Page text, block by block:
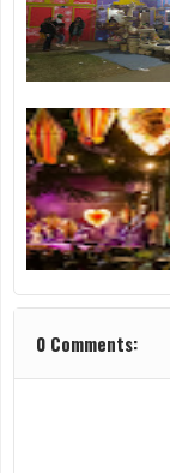
0 Comments: